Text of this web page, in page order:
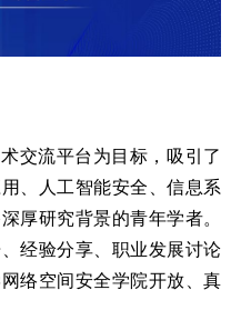
交流平台为目标，吸引了
、人工智能安全、信息系
厚研究背景的青年学者。
经验分享、职业发展讨论
络空间安全学院开放、真